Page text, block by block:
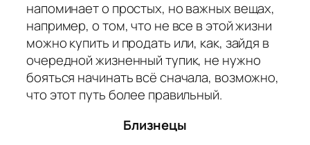
напоминает о простых, но важных вещах,
например, о том, что не все в этой жизни
можно купить и продать или, как, зайдя в
очередной жизненный тупик, не нужно
бояться начинать всё сначала, возможно,
что этот путь более правильный.
Близнецы